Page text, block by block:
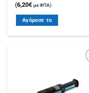
(6,20€ με ΦΠΑ)
Αγόρασε το
λίστα